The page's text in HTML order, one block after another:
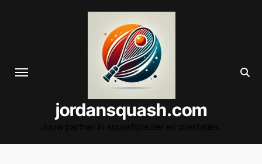
jordansquash.com